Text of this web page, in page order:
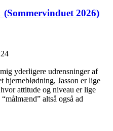
(Sommervinduet 2026)
yderligere udrensninger af
hjerneblødning, Jasson er lige
attitude og niveau er lige
altså også ad